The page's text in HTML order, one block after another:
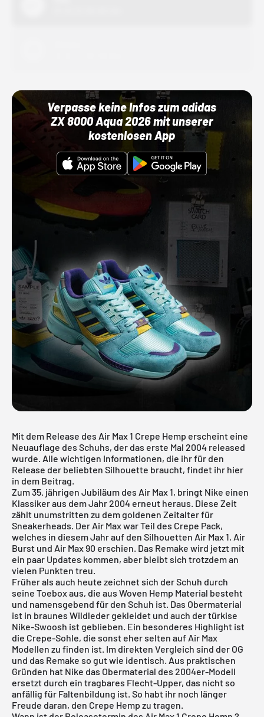
Verpasse keine Infos zum adidas
ZX 8000 Aqua 2026 mit unserer
kostenlosen App
Mit dem Release des Air Max 1 Crepe Hemp erscheint eine
Neuauflage des Schuhs, der das erste Mal 2004 released
wurde. Alle wichtigen Informationen, die ihr für den
Release der beliebten Silhouette braucht, findet ihr hier
in dem Beitrag.
Zum 35. jährigen Jubiläum des Air Max 1, bringt Nike einen
Klassiker aus dem Jahr 2004 erneut heraus. Diese Zeit
zählt unumstritten zu dem goldenen Zeitalter für
Sneakerheads. Der Air Max war Teil des Crepe Pack,
welches in diesem Jahr auf den Silhouetten Air Max 1, Air
Burst und Air Max 90 erschien. Das Remake wird jetzt mit
ein paar Updates kommen, aber bleibt sich trotzdem an
vielen Punkten treu.
Früher als auch heute zeichnet sich der Schuh durch
seine Toebox aus, die aus Woven Hemp Material besteht
und namensgebend für den Schuh ist. Das Obermaterial
ist in braunes Wildleder gekleidet und auch der türkise
Nike-Swoosh ist geblieben. Ein besonderes Highlight ist
die Crepe-Sohle, die sonst eher selten auf Air Max
Modellen zu finden ist. Im direkten Vergleich sind der OG
und das Remake so gut wie identisch. Aus praktischen
Gründen hat Nike das Obermaterial des 2004er-Modell
ersetzt durch ein tragbares Flecht-Upper, das nicht so
anfällig für Faltenbildung ist. So habt ihr noch länger
Freude daran, den Crepe Hemp zu tragen.